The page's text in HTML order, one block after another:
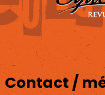
Contact /